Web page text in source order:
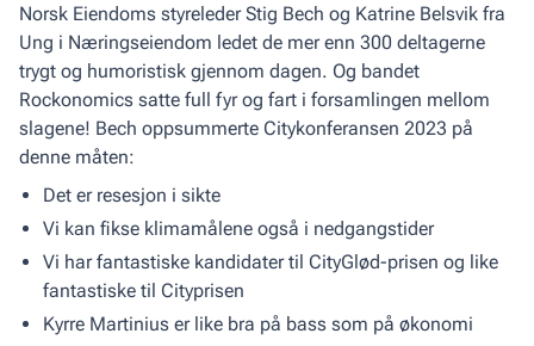
Norsk Eiendoms styreleder Stig Bech og Katrine Belsvik fra
Ung i Næringseiendom ledet de mer enn 300 deltagerne
trygt og humoristisk gjennom dagen. Og bandet
Rockonomics satte full fyr og fart i forsamlingen mellom
slagene! Bech oppsummerte Citykonferansen 2023 på
denne måten:
Det er resesjon i sikte
Vi kan fikse klimamålene også i nedgangstider
Vi har fantastiske kandidater til CityGlød-prisen og like
fantastiske til Cityprisen
Kyrre Martinius er like bra på bass som på økonomi